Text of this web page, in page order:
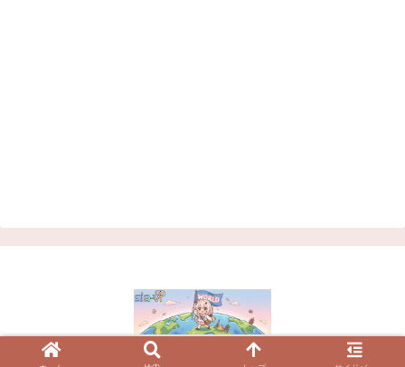
© 2023 VRChatワールド紹介サイト | シアVR.